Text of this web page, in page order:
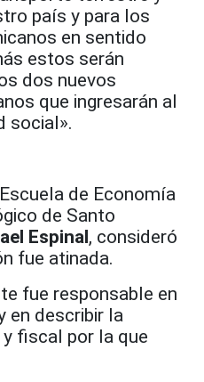
país y para los
en sentido
estos serán
dos nuevos
que ingresarán al
social».
de Economía
de Santo
Espinal, consideró
fue atinada.
fue responsable en
en describir la
fiscal por la que